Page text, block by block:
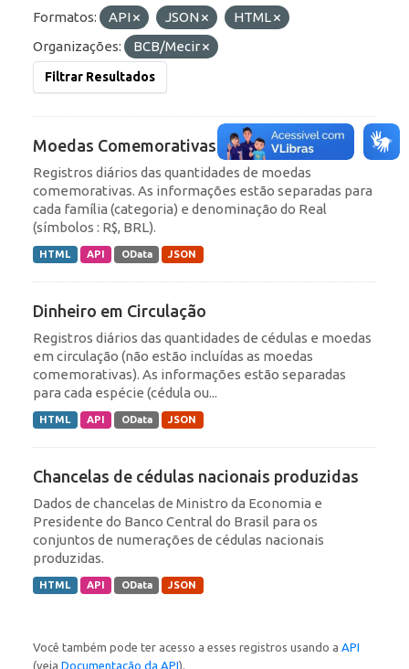
Formatos:
API JSON
HTML
Organizações:
BCB/Mecir
Filtrar Resultados
Moedas Comemorativas
Registros diários das quantidades de moedas
comemorativas. As informações estão separadas para
cada família (categoria) e denominação do Real
(símbolos : R$, BRL).
HTML API OData JSON
Dinheiro em Circulação
Registros diários das quantidades de cédulas e moedas
em circulação (não estão incluídas as moedas
comemorativas). As informações estão separadas
para cada espécie (cédula ou...
HTML API OData JSON
Chancelas de cédulas nacionais produzidas
Dados de chancelas de Ministro da Economia e
Presidente do Banco Central do Brasil para os
conjuntos de numerações de cédulas nacionais
produzidas.
HTML API OData JSON
Você também pode ter acesso a esses registros usando a API
(veja Documentação da API).